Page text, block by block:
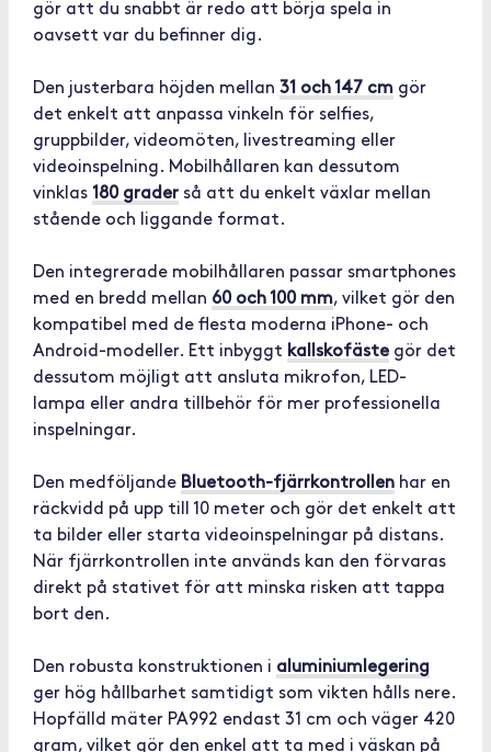
gör att du snabbt är redo att börja spela in
oavsett var du befinner dig.
Den justerbara höjden mellan 31 och 147 cm gör
det enkelt att anpassa vinkeln för selfies,
gruppbilder, videomöten, livestreaming eller
videoinspelning. Mobilhållaren kan dessutom
vinklas 180 grader så att du enkelt växlar mellan
stående och liggande format.
Den integrerade mobilhållaren passar smartphones
med en bredd mellan 60 och 100 mm, vilket gör den
kompatibel med de flesta moderna iPhone- och
Android-modeller. Ett inbyggt kallskofästegör det
dessutom möjligt att ansluta mikrofon, LED-
lampa eller andra tillbehör för mer professionella
inspelningar.
Den medföljande Bluetooth-fjärrkontrollen har en
räckvidd på upp till 10 meter och gör det enkelt att
ta bilder eller starta videoinspelningar på distans.
När fjärrkontrollen inte används kan den förvaras
direkt på stativet för att minska risken att tappa
bort den.
Den robusta konstruktionen i aluminiumlegering
ger hög hållbarhet samtidigt som vikten hålls nere.
Hopfälld mäter PA992 endast 31 cm och väger 420
gram, vilket gör den enkel att ta med i väskan på